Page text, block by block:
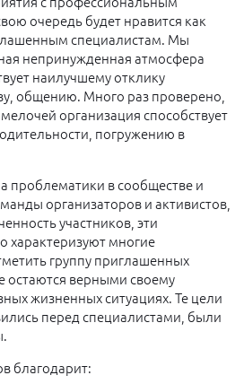
очередь будет нравится как
специалистам. Мы
непринужденная атмосфера
наилучшему отклику
общению. Много раз проверено,
организация способствует
погружению в
проблематики в сообществе и
организаторов и активистов,
участников, эти
характеризуют многие
группу приглашенных
остаются верными своему
жизненных ситуациях. Те цели
перед специалистами, были
благодарит: